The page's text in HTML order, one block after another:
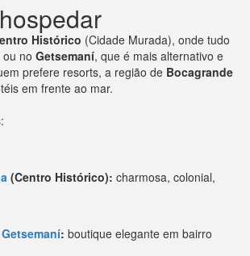
Histórico (Cidade Murada), onde tudo
no Getsemaní, que é mais alternativo e
prefere resorts, a região de Bocagrande
em frente ao mar.
(Centro Histórico): charmosa, colonial,
: boutique elegante em bairro